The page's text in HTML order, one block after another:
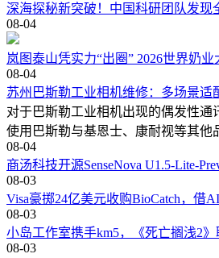
深海探秘新突破！中国科研团队发现
08-04
岚图泰山凭实力“出圈” 2026世界奶
08-04
苏州巴斯勒工业相机维修：多场景
对于巴斯勒工业相机出现的偶发性
使用巴斯勒与基恩士、康耐视等其
08-04
商汤科技开源SenseNova U1.5-Lite-
08-03
Visa豪掷24亿美元收购BioCatch，借
08-03
小岛工作室携手km5，《死亡搁浅2
08-03